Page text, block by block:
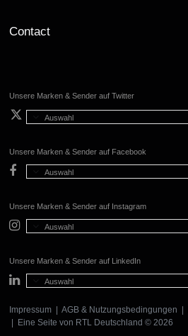
Contact
Unsere Marken & Sender auf Twitter
Auswahl
Unsere Marken & Sender auf Facebook
Auswahl
Unsere Marken & Sender auf Instagram
Auswahl
Unsere Marken & Sender auf LinkedIn
Auswahl
Impressum | AGB & Nutzungsbedingungen |
| Eine Seite von RTL Deutschland © 2026